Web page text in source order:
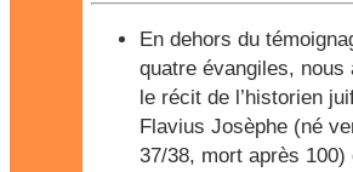
En dehors du
quatre évangiles, nous
le récit de l’historien
Flavius Josèphe (né
37/38, mort après 100)